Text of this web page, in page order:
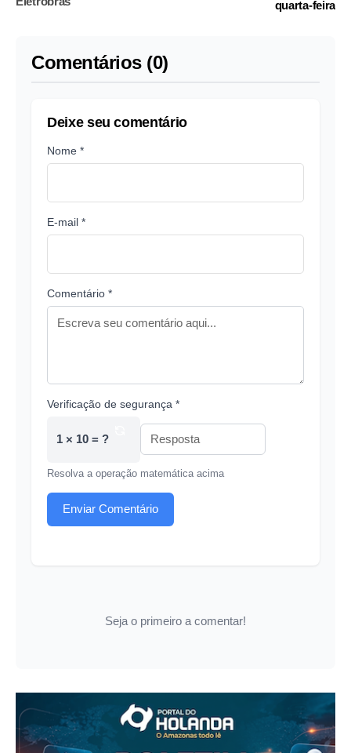
quarta-feira
Comentários (0)
Deixe seu comentário
Nome *
E-mail *
Comentário *
Verificação de segurança *
1 × 10 = ?
Resolva a operação matemática acima
Enviar Comentário
Seja o primeiro a comentar!